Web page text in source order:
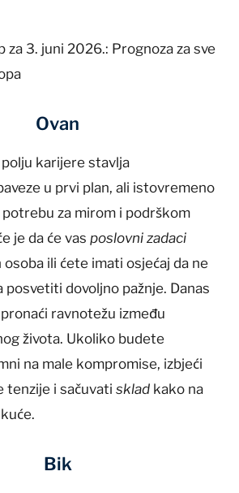
za 3. juni 2026.: Prognoza za sve
Ovan
karijere stavlja
u prvi plan, ali istovremeno
za mirom i podrškom
je da će vas poslovni zadaci
ili ćete imati osjećaj da ne
posvetiti dovoljno pažnje. Danas
ravnotežu između
života. Ukoliko budete
na male kompromise, izbjeći
tenzije i sačuvati sklad kako na
Bik